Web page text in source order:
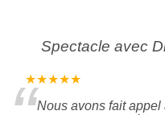
Spectacle avec
★★★★★
Nous avons fait